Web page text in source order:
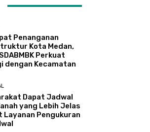
Penanganan
Kota Medan,
Perkuat
dengan Kecamatan
Dapat Jadwal
yang Lebih Jelas
Layanan Pengukuran